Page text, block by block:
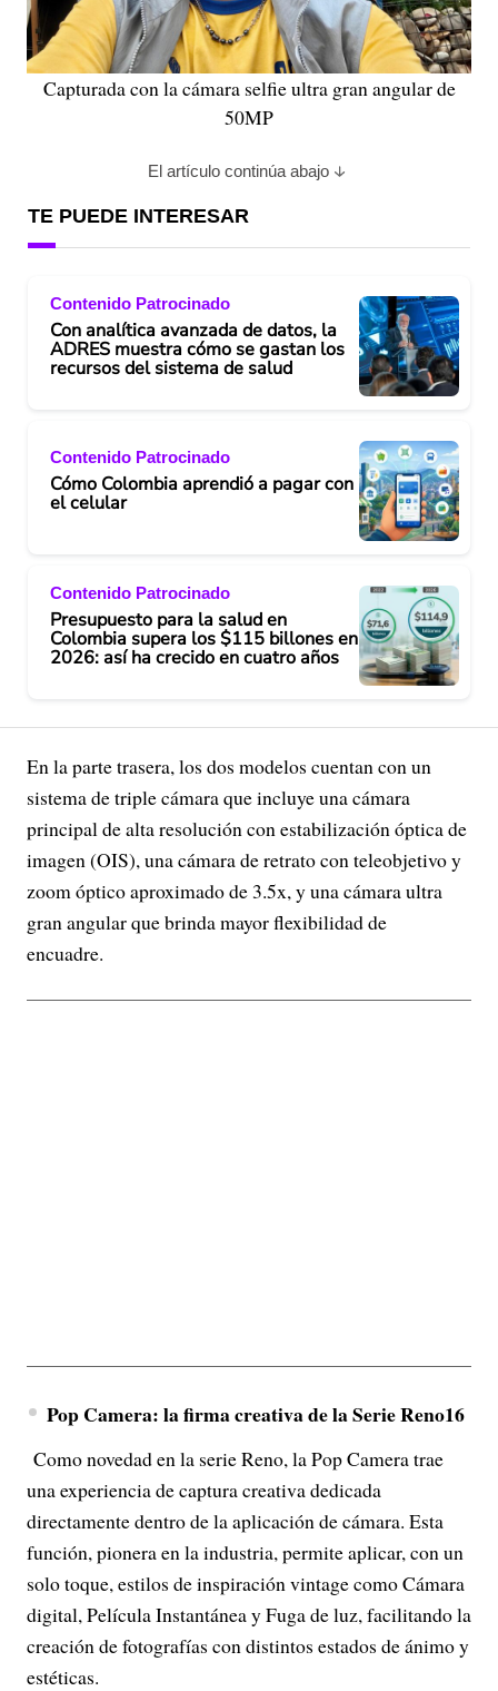
Capturada con la cámara selfie ultra gran angular de
50MP
El artículo continúa abajo
TE PUEDE INTERESAR
Contenido Patrocinado
Con analítica avanzada de datos, la
ADRES muestra cómo se gastan los
recursos del sistema de salud
Contenido Patrocinado
Cómo Colombia aprendió a pagar con
el celular
Contenido Patrocinado
Presupuesto para la salud en
Colombia supera los $115 billones en
2026: así ha crecido en cuatro años
En la parte trasera, los dos modelos cuentan con un
sistema de triple cámara que incluye una cámara
principal de alta resolución con estabilización óptica de
imagen (OIS), una cámara de retrato con teleobjetivo y
zoom óptico aproximado de 3.5x, y una cámara ultra
gran angular que brinda mayor flexibilidad de
encuadre.
Pop Camera: la firma creativa de la Serie Reno16
Como novedad en la serie Reno, la Pop Camera trae
una experiencia de captura creativa dedicada
directamente dentro de la aplicación de cámara. Esta
función, pionera en la industria, permite aplicar, con un
solo toque, estilos de inspiración vintage como Cámara
digital, Película Instantánea y Fuga de luz, facilitando la
creación de fotografías con distintos estados de ánimo y
estéticas.